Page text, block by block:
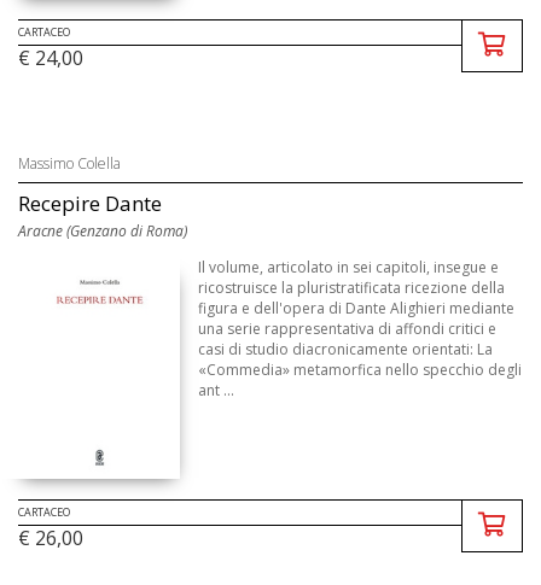
CARTACEO
€ 24,00
Massimo Colella
Recepire Dante
Aracne (Genzano di Roma)
Il volume, articolato in sei capitoli, insegue e
ricostruisce la pluristratificata ricezione della
figura e dell'opera di Dante Alighieri mediante
una serie rappresentativa di affondi critici e
casi di studio diacronicamente orientati: La
«Commedia» metamorfica nello specchio degli
ant ...
CARTACEO
€ 26,00